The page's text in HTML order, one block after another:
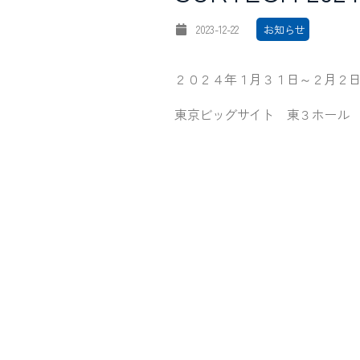
2023-12-22 ‎ お知らせ
２０２４年１月３１日～２月２
東京ビッグサイト 東３ホール